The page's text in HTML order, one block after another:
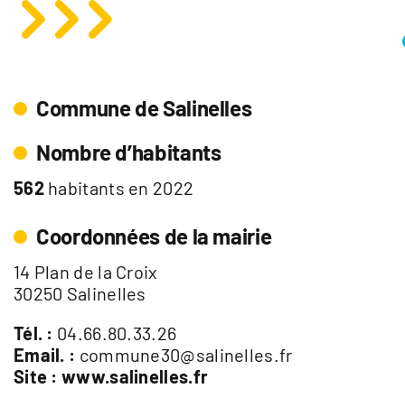
Commune de Salinelles
Nombre d’habitants
562habitants en 2022
Coordonnées de la mairie
14 Plan de la Croix
30250 Salinelles
Tél. : 04.66.80.33.26
Email. : commune30@salinelles.fr
Site :www.salinelles.fr